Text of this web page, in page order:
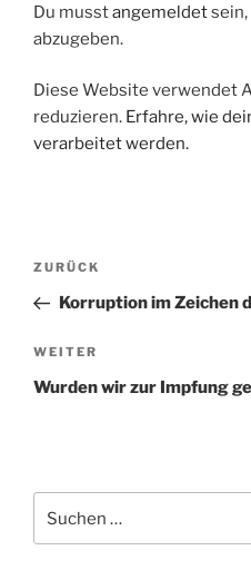
Du musstangemeldet
abzugeben.
Diese Website verwendet
reduzieren. Erfahre, wie
verarbeitet werden.
Beitragsnavigation
Vorheriger
Beitrag
ZURÜCK
Korruption im Zeichen
Nächster
Beitrag
WEITER
Wurden wir zur Impfung
nach: